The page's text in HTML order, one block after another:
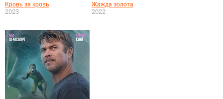
Кровь за кровь
2023
Жажда золота
2022